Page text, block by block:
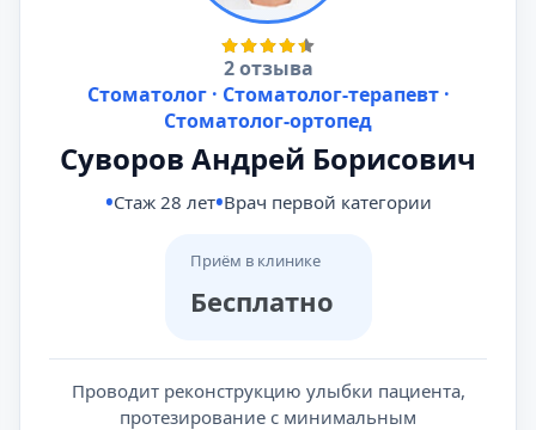
2 отзыва
Стоматолог · Стоматолог-терапевт ·
Стоматолог-ортопед
Суворов Андрей Борисович
Стаж 28 лет Врач первой категории
Приём в клинике
Бесплатно
Проводит реконструкцию улыбки пациента,
протезирование с минимальным